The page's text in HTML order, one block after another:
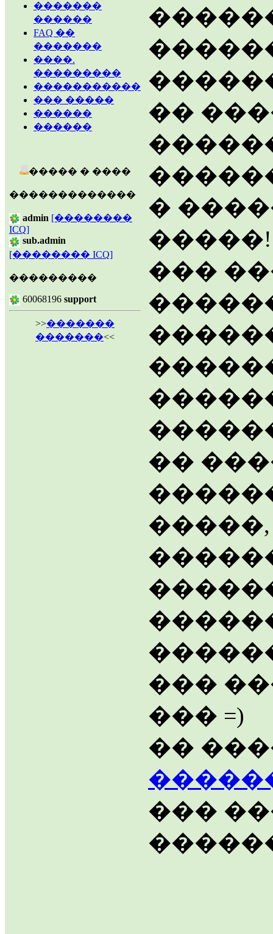
�������
������
FAQ ��
�������
����.
���������
�����������
��� �����
������
������
����� � ����
�������������
admin [��������
ICQ]
sub.admin
[�������� ICQ]
���������
60068196 support
>>�������
�������<<
��
�
�����!
���
��
���
��� =)
��
���